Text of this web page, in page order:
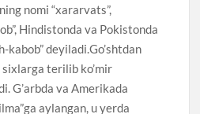
nomi “xararvats”,
Hindistonda va Pokistonda
kabob” deyiladi.Go’shtdan
terilib ko’mir
G’arbda va Amerikada
aylangan, u yerda